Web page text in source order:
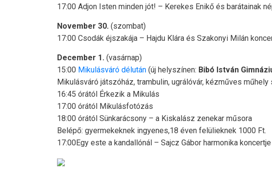
17:00 Adjon Isten minden jót! – Kerekes Enikő és barátainak
November 30. (szombat)
17:00 Csodák éjszakája – Hajdu Klára és Szakonyi Milán
December 1. (vasárnap)
15:00 Mikulásváró délután (új helyszínen: Bibó István
Mikulásváró játszóház, trambulin, ugrálóvár, kézműves műhely
16:45 órától Érkezik a Mikulás
17:00 órától Mikulásfotózás
18:00 órától Sünkarácsony – a Kiskalász zenekar műsora
Belépő: gyermekeknek ingyenes,18 éven felülieknek 1000 Ft.
17:00Egy este a kandallónál – Sajcz Gábor harmonika